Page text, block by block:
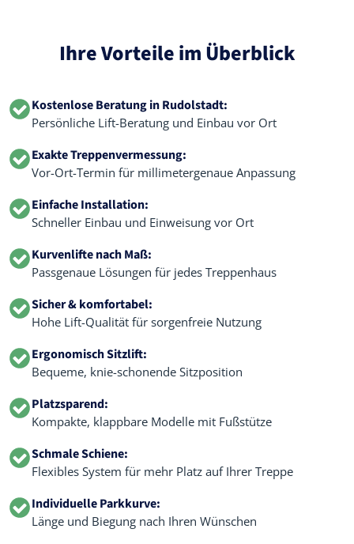
Ihre Vorteile im Überblick
Kostenlose Beratung in Rudolstadt:
Persönliche Lift-Beratung und Einbau vor Ort
Exakte Treppenvermessung:
Vor-Ort-Termin für millimetergenaue Anpassung
Einfache Installation:
Schneller Einbau und Einweisung vor Ort
Kurvenlifte nach Maß:
Passgenaue Lösungen für jedes Treppenhaus
Sicher & komfortabel:
Hohe Lift-Qualität für sorgenfreie Nutzung
Ergonomisch Sitzlift:
Bequeme, knie-schonende Sitzposition
Platzsparend:
Kompakte, klappbare Modelle mit Fußstütze
Schmale Schiene:
Flexibles System für mehr Platz auf Ihrer Treppe
Individuelle Parkkurve:
Länge und Biegung nach Ihren Wünschen